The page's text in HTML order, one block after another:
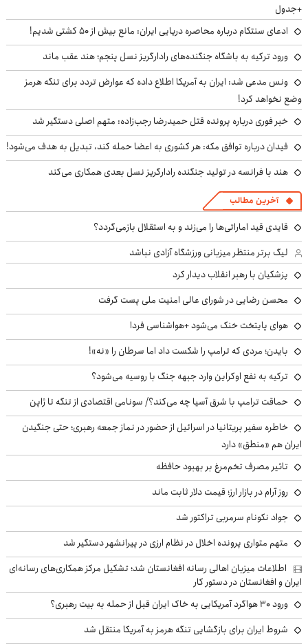
+جدول
ادعای سنتکام درباره محاصره دریایی ایران: مانع بیش از ۵۰ کشتی شدیم!
ورود ترکیه به باشگاه جنگنده‌های رادارگریز نسل پنجم؛ هند عقب ماند
ونس مدعی شد: ایران به آمریکا اطلاع داده که عوارض تردد برای تنگه هرمز
وضع نخواهد کرد!
خبر فوری درباره پرونده قتل حمیدرضا رجب‌زاده: متهم اصلی دستگیر شد
فیدان درباره توافق مکه: هر کشوری به اعضا حمله کند، تبدیل به هدف می‌شود!
هند با فرانسه در تولید جنگنده رادارگریز نسل بعدی همکاری می‌کند
آخرین مطالب
قایدی قید اماراتی‌ها را می‌زند و به استقلال بازمی‌گردد؟
لیگ برتر منتظر میزبانی ورزشگاه آزادی نباشد
پزشکیان با رهبر انقلاب دیدار کرد
محسن رضایی در شورای عالی امنیت ملی پست گرفت
هوای پایتخت خنک می‌شود +هواشناسی فردا
بایدن؛ مردی که ترامپ را شکست داد اما سرطان را «نه»!
ترکیه به نفع اوکراین وارد جبهه جنگ با روسیه می‌شود؟
حماقت ترامپ با شرق آسیا چه می‌کند؟/ سونامی اقتصادی از تنگه تا ژاپن
خاطره سفیر بریتانیا در اسرائیل از حضور در نماز جمعه رهبری؛ حتی جنگیدن
ایران هم «منطق» دارد
تاثیر مصرف تخم‌مرغ بر بهبود حافظه
روز آرام در بازار ارز؛ قیمت دلار ثابت ماند
جواد نکونام سرمربی تراکتور شد
متهم متواری پرونده اخلال در نظام ارزی در پیرانشهر دستگیر شد
اطلاعات میزبان اهالی رسانه افغانستان شد؛ تشکیل مرکز همکاری‌های رسانه‌ای
ایران و افغانستان در دستور کار
ورود ۳۰ هواگرد آمریکایی به خاک ایران قبل از حمله به بیت رهبری؟
شروط ایران برای بازگشایی تنگه هرمز به آمریکا منتقل شد